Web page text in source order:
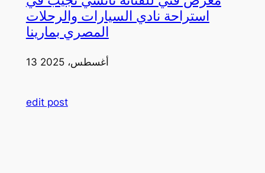
استراحة نادي السيارات والرحلات
المصري بمارينا
13 أغسطس، 2025
edit post